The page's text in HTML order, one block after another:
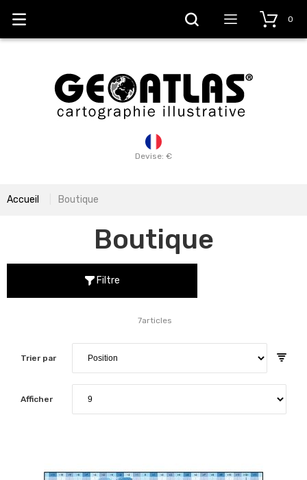
Devise: €
0
Accueil Boutique
Boutique
Filtre
Trier par
7articles
Afficher